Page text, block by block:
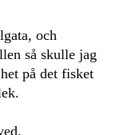
och
så skulle jag
på det fisket